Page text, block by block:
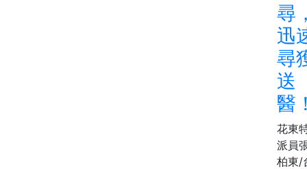
尋
迅
尋
送
醫
花東
派員
柏東/